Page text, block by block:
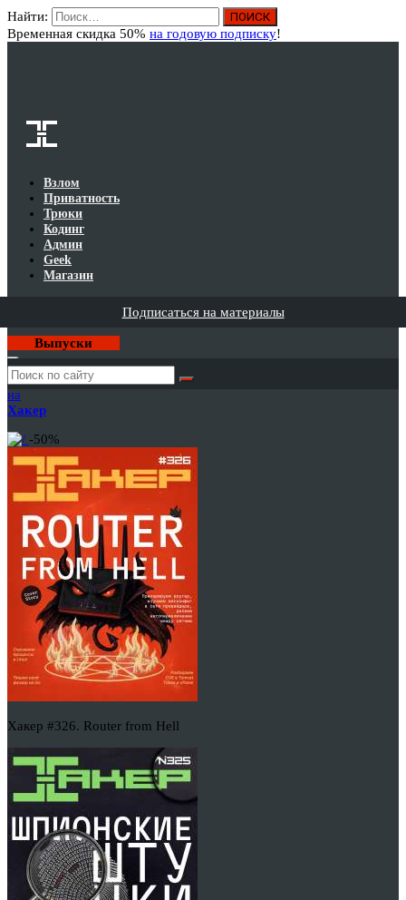
Найти:
Временная скидка 50% на годовую подписку!
Взлом
Приватность
Трюки
Кодинг
Админ
Geek
Магазин
Подписаться на материалы
Выпуски
Годовая
подписка
на
Хакер
-50%
Хакер #326. Router from Hell